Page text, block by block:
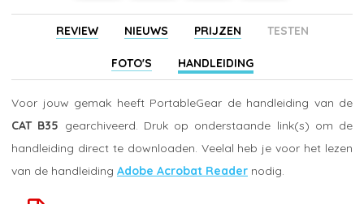
REVIEW NIEUWS PRIJZEN TESTEN
FOTO'S HANDLEIDING
Voor jouw gemak heeft PortableGear de handleiding van de
CAT B35 gearchiveerd. Druk op onderstaande link(s) om de
handleiding direct te downloaden. Veelal heb je voor het lezen
van de handleiding Adobe Acrobat Reader nodig.